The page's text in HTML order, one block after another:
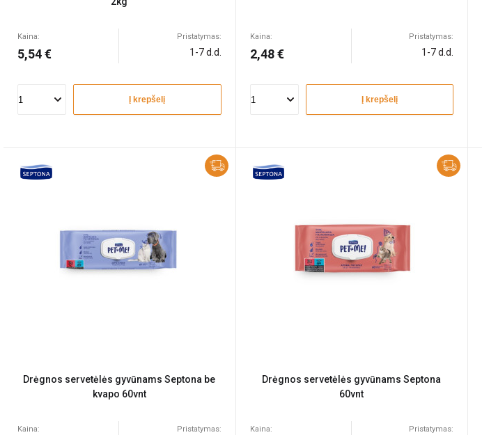
Kaina:
5,54 €
Pristatymas:
1-7 d.d.
Į krepšelį
Kaina:
2,48 €
Pristatymas:
1-7 d.d.
Į krepšelį
Drėgnos servetėlės gyvūnams Septona be
kvapo 60vnt
Kaina: Pristatymas:
Drėgnos servetėlės gyvūnams Septona
60vnt
Kaina: Pristatymas: